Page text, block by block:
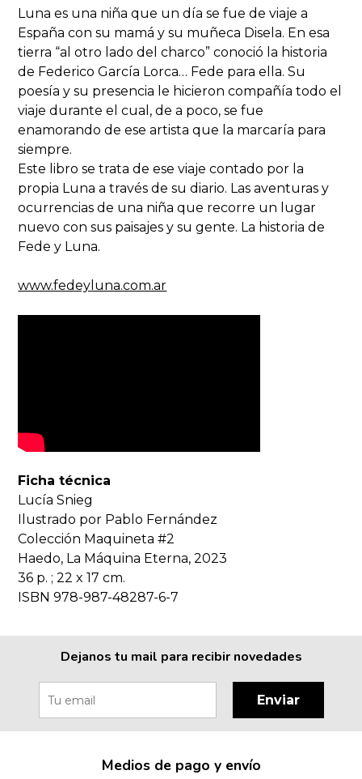
Luna es una niña que un día se fue de viaje a
España con su mamá y su muñeca Disela. En esa
tierra “al otro lado del charco” conoció la historia
de Federico García Lorca… Fede para ella. Su
poesía y su presencia le hicieron compañía todo el
viaje durante el cual, de a poco, se fue
enamorando de ese artista que la marcaría para
siempre.
Este libro se trata de ese viaje contado por la
propia Luna a través de su diario. Las aventuras y
ocurrencias de una niña que recorre un lugar
nuevo con sus paisajes y su gente. La historia de
Fede y Luna.
www.fedeyluna.com.ar
Ficha técnica
Lucía Snieg
Ilustrado por Pablo Fernández
Colección Maquineta #2
Haedo, La Máquina Eterna, 2023
36 p. ; 22 x 17 cm.
ISBN 978-987-48287-6-7
Dejanos tu mail para recibir novedades
Enviar
Medios de pago y envío